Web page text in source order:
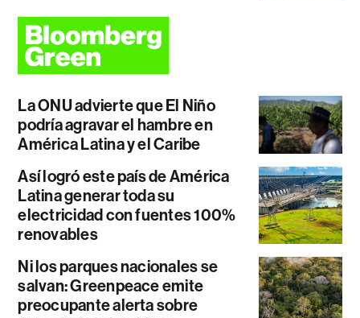
La ONU advierte que El Niño
podría agravar el hambre en
América Latina y el Caribe
Así logró este país de América
Latina generar toda su
electricidad con fuentes 100%
renovables
Ni los parques nacionales se
salvan: Greenpeace emite
preocupante alerta sobre